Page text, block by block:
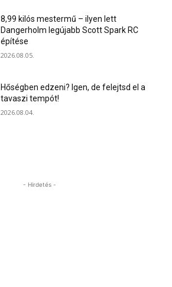
8,99 kilós mestermű – ilyen lett
Dangerholm legújabb Scott Spark RC
építése
2026.08.05.
Hőségben edzeni? Igen, de felejtsd el a
tavaszi tempót!
2026.08.04.
- Hirdetés -